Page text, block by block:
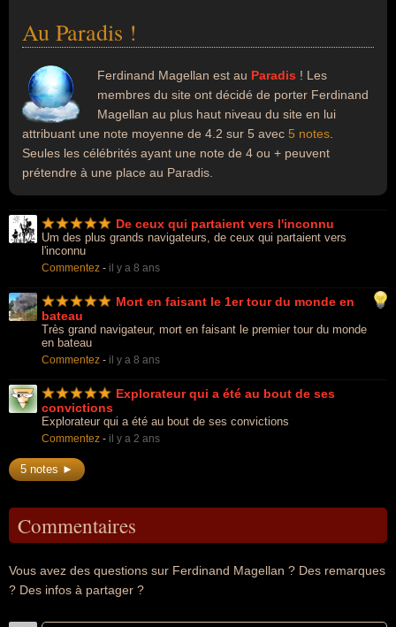
Au Paradis !
Ferdinand Magellan est au Paradis ! Les
membres du site ont décidé de porter Ferdinand
Magellan au plus haut niveau du site en lui
attribuant une note moyenne de 4.2 sur 5 avec 5 notes
Seules les célébrités ayant une note de 4 ou + peuvent
prétendre à une place au Paradis.
De ceux qui partaient vers l'inconnu
Um des plus grands navigateurs, de ceux qui partaient vers
l'inconnu
Commentez - il y a 8 ans
Mort en faisant le 1er tour du monde en
bateau
Très grand navigateur, mort en faisant le premier tour du monde
en bateau
Commentez - il y a 8 ans
Explorateur qui a été au bout de ses
convictions
Explorateur qui a été au bout de ses convictions
Commentez - il y a 2 ans
5 notes ►
Commentaires
Vous avez des questions sur Ferdinand Magellan ? Des remarques
? Des infos à partager ?